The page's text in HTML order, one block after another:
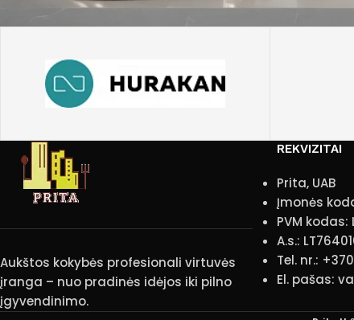
Aukštos kokybės profesionali virtuvės
įranga – nuo pradinės idėjos iki pilno
įgyvendinimo.
REKVIZITAI
Prita, UAB
Įmonės
PVM kodas:
A.s.:
Tel. nr.:
El. pašas: